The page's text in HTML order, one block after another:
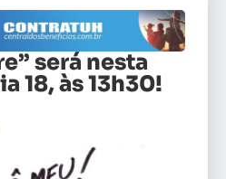
será nesta
18, às 13h30!